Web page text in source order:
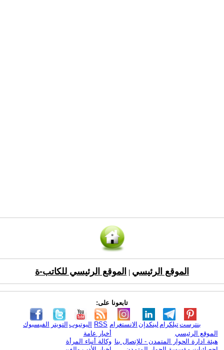
الموقع الرئيسي الموقع الرئيسي للكاتب-ة
تابعونا على:
الفيسبوك التويتر اليوتيوب RSS الانستغرام لينكدإن تيلكرامبنترست
الموقع الرئيسي
هيئة ادارة الحوار المتمدن - للإتصال بنا
أخبار عامة
وكالة أنباء المرأة